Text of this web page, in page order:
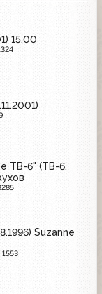
15.00
ТВ-6" (ТВ-6,
Suzanne
1553